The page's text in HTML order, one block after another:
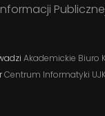
Akademickie Biuro
Centrum Informatyki